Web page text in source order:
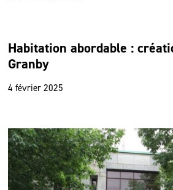
Habitation abordable :
Granby
4 février 2025